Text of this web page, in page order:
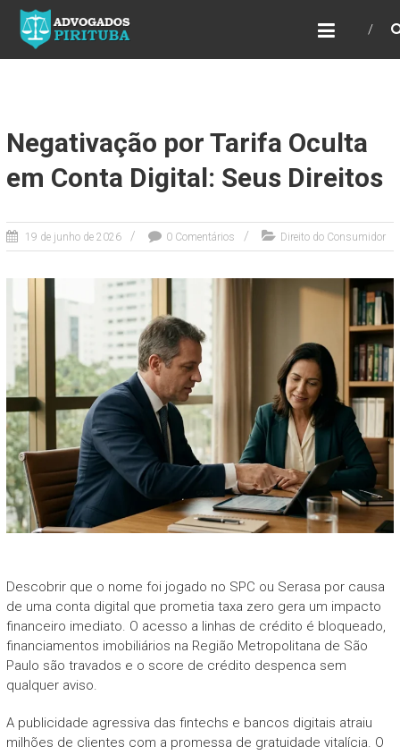
ADVOGADOS PIRITUBA
Precisando de advogado? Entre em contato!
Fazemos toda a assessoria que você
Negativação por Tarifa Oculta
em Conta Digital: Seus Direitos
19 de junho de 2026 0 Comentários Direito do Consumidor
Descobrir que o nome foi jogado no SPC ou Serasa por causa
de uma conta digital que prometia taxa zero gera um impacto
financeiro imediato. O acesso a linhas de crédito é bloqueado,
financiamentos imobiliários na Região Metropolitana de São
Paulo são travados e o score de crédito despenca sem
qualquer aviso.
A publicidade agressiva das fintechs e bancos digitais atraiu
milhões de clientes com a promessa de gratuidade vitalícia. O